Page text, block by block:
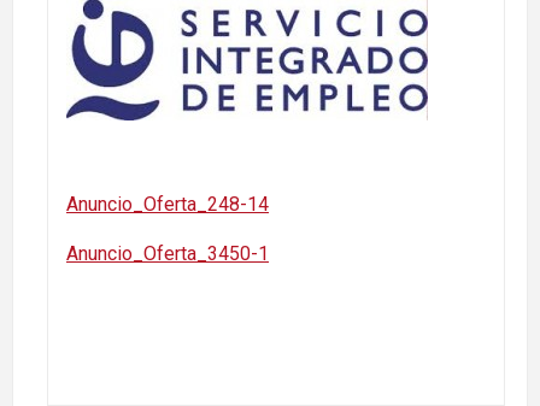
Anuncio_Oferta_248-14
Anuncio_Oferta_3450-1